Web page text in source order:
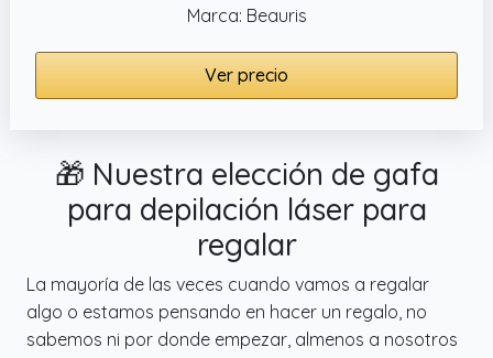
Marca: Beauris
Ver precio
🎁 Nuestra elección de gafa
para depilación láser para
regalar
La mayoría de las veces cuando vamos a regalar
algo o estamos pensando en hacer un regalo, no
sabemos ni por donde empezar, almenos a nosotros